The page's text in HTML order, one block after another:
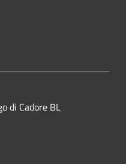
di Cadore BL